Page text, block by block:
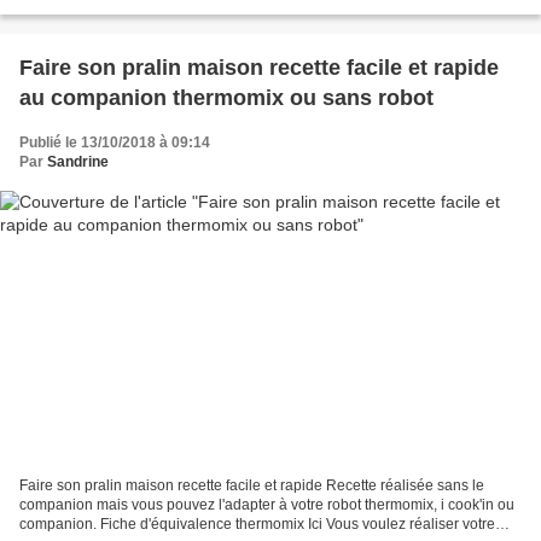
Faire son pralin maison recette facile et rapide
au companion thermomix ou sans robot
Publié le 13/10/2018 à 09:14
Par Sandrine
Faire son pralin maison recette facile et rapide Recette réalisée sans le
companion mais vous pouvez l'adapter à votre robot thermomix, i cook'in ou
companion. Fiche d'équivalence thermomix Ici Vous voulez réaliser votre